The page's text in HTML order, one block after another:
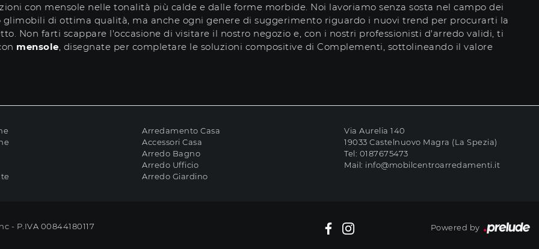
con mensole nelle tonalità più calde e dalle forme morbide. Noi lavoriamo senza sosta nel campo dei
di ottima qualità, ma anche ogni genere di suggerimento riguardo i nuovi trend per procurarti la
Non farti scappare l'occasione di visitare il nostro negozio e, con i nostri professionisti d'arredo validi, ti
mensole, disegnate per completare le soluzioni compositive di Complementi, sottolineando il valore
Arredamento Casa
Accessori Casa
Arredo Bagno
Arredo Ufficio
Arredo Giardino
Via Aurelia 140
19033 Castelnuovo Magra (La Spezia)
Tel: 0187675473
Mail: info@mobilcentroarredamenti.it
- P.IVA 00844180117 Powered by